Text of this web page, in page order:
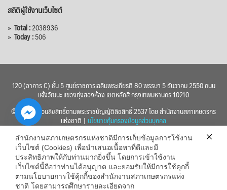
สถิติผู้ใช้งานเว็บไซต์
» Total :2038936
» Today :506
120 (อาคาร C) ชั้น 5 ศูนย์ราชการเฉลิมพระเกียรติ 80 พรรษา 5 ธันวาคม 2550 ถนน
แจ้งวัฒนะ แขวงทุ่งสองห้อง เขตหลักสี่ กรุงเทพมหานคร 10210
© 2560 สงวนลิขสิทธิ์ตามพระราชบัญญัติลิขสิทธิ์ 2537 โดย สำนักงานสภาเกษตรกร
แห่งชาติ | นโยบายคุ้มครองข้อมูลส่วนบุคคล
สำนักงานสภาเกษตรกรแห่งชาติมีการเก็บข้อมูลการใช้งาน
เว็บไซต์ (Cookies) เพื่อนำเสนอเนื้อหาที่ดีและมี
ประสิทธิภาพให้กับท่านมากยิ่งขึ้น โดยการเข้าใช้งาน
เว็บไซต์นี้ถือว่าท่านได้อนุญาต และยอมรับให้มีการใช้คุกกี้
ตามนโยบายการใช้คุ้กกี้ของสำนักงานสภาเกษตรกรแห่ง
ชาติ โดยสามารถศึกษารายละเอียดจาก
Hide
chaty